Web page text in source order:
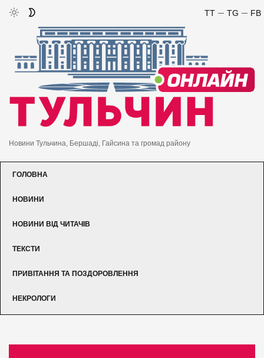
FB
TG
TT
Новини Тульчина, Бершаді, Гайсина та громад району
ГОЛОВНА
НОВИНИ
НОВИНИ ВІД ЧИТАЧІВ
ТЕКСТИ
ПРИВІТАННЯ ТА ПОЗДОРОВЛЕННЯ
НЕКРОЛОГИ